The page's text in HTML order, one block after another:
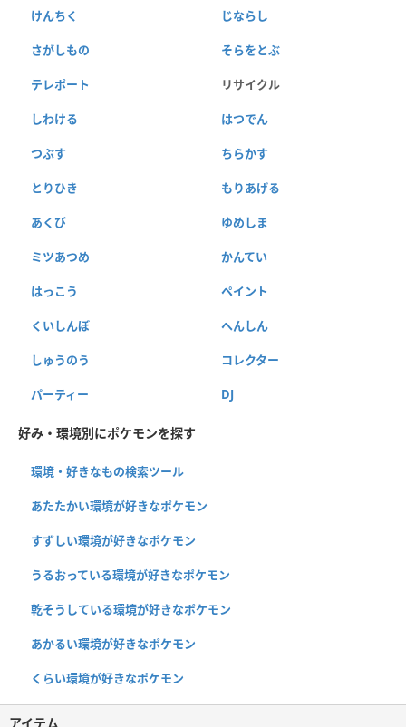
けんちく じならし
さがしもの そらをとぶ
テレポート リサイクル
しわける はつでん
つぶす ちらかす
とりひき もりあげる
あくび ゆめしま
ミツあつめ かんてい
はっこう ペイント
くいしんぼ へんしん
しゅうのう コレクター
パーティー DJ
好み・環境別にポケモンを探す
環境・好きなもの検索ツール
あたたかい環境が好きなポケモン
すずしい環境が好きなポケモン
うるおっている環境が好きなポケモン
乾そうしている環境が好きなポケモン
あかるい環境が好きなポケモン
くらい環境が好きなポケモン
アイテム